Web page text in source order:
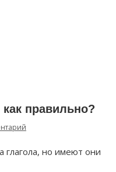
правильно?
глагола, но имеют они